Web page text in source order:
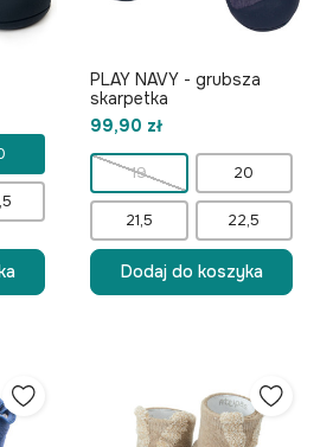
PLAY NAVY - grubsza
skarpetka
99,90 zł
19 20
21,5 22,5
Dodaj do koszyka